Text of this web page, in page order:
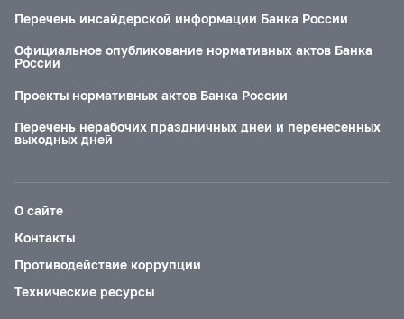
Перечень инсайдерской информации Банка России
Официальное опубликование нормативных актов Банка
России
Проекты нормативных актов Банка России
Перечень нерабочих праздничных дней и перенесенных
выходных дней
О сайте
Контакты
Противодействие коррупции
Технические ресурсы